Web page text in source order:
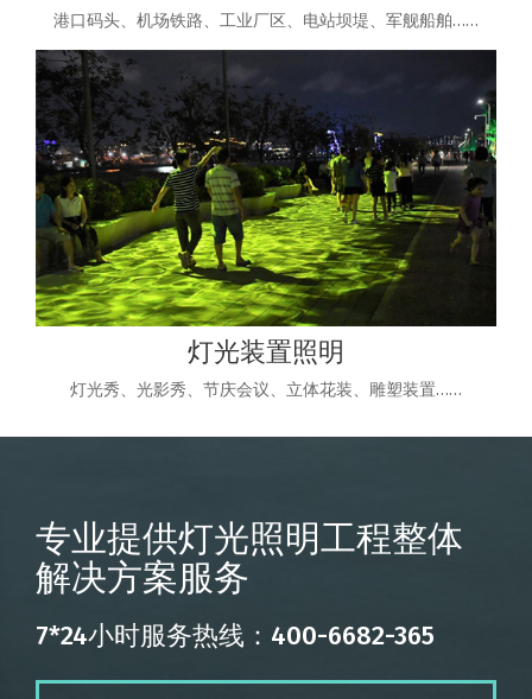
港口码头、机场铁路、工业厂区、电站坝堤、军舰船舶……
灯光装置照明
灯光秀、光影秀、节庆会议、立体花装、雕塑装置……
专业提供灯光照明工程整体
解决方案服务
7*24小时服务热线：400-6682-365